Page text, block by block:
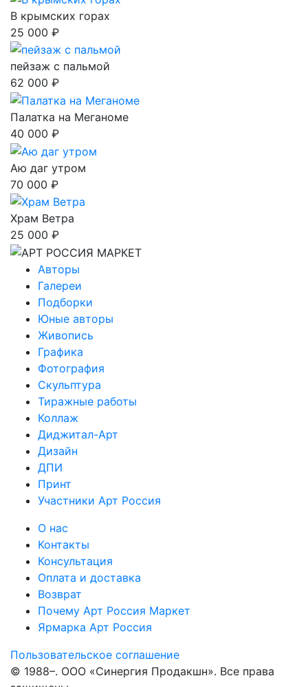
В крымских горах
25 000 ₽
пейзаж с пальмой
62 000 ₽
Палатка на Меганоме
40 000 ₽
Аю даг утром
70 000 ₽
Храм Ветра
25 000 ₽
Авторы
Галереи
Подборки
Юные авторы
Живопись
Графика
Фотография
Скульптура
Тиражные работы
Коллаж
Диджитал-Арт
Дизайн
ДПИ
Принт
Участники Арт Россия
О нас
Контакты
Консультация
Оплата и доставка
Возврат
Почему Арт Россия Маркет
Ярмарка Арт Россия
Пользовательское соглашение
© 1988–. ООО «Синергия Продакшн». Все права